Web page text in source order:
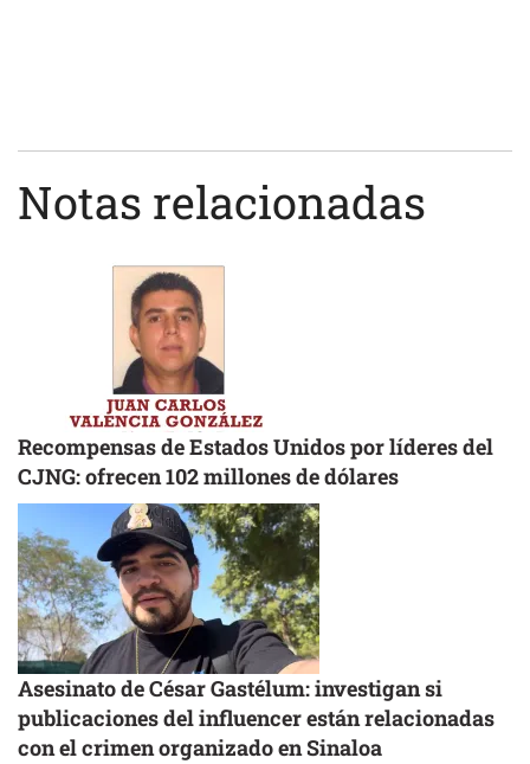
Notas relacionadas
Recompensas de Estados Unidos por líderes del
CJNG: ofrecen 102 millones de dólares
Asesinato de César Gastélum: investigan si
publicaciones del influencer están relacionadas
con el crimen organizado en Sinaloa